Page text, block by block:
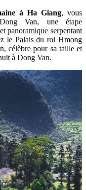
à Ha Giang, vous
Van, une étape
panoramique serpentant
le Palais du roi Hmong
célèbre pour sa taille et
à Dong Van.